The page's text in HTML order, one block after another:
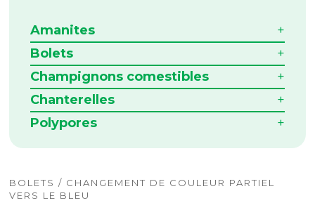
Amanites
Bolets
Champignons comestibles
Chanterelles
Polypores
BOLETS / CHANGEMENT DE COULEUR PARTIEL
VERS LE BLEU